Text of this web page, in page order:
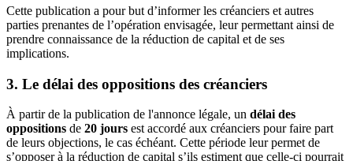
Cette publication a pour but d’informer les créanciers et autres
parties prenantes de l’opération envisagée, leur permettant ainsi de
prendre connaissance de la réduction de capital et de ses
implications.
3. Le délai des oppositions des créanciers
À partir de la publication de l'annonce légale, un délai des
oppositions de 20 jours est accordé aux créanciers pour faire part
de leurs objections, le cas échéant. Cette période leur permet de
s’opposer à la réduction de capital s’ils estiment que celle-ci pourrait